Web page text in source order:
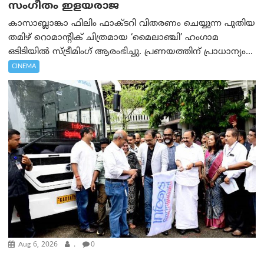
സംഗീതം ഇളയരാജ
കാസാബ്ലാങ്കാ ഫിലിം ഫാക്ടറി വിതരണം ചെയ്യുന്ന പുതിയ
തമിഴ് റൊമാന്റിക് ചിത്രമായ ‘മൈലാഞ്ചി’ ഹംഗാമ
ഒടിടിയിൽ സ്ട്രീമിംഗ് ആരംഭിച്ചു. പ്രണയത്തിന് പ്രാധാന്യം...
CINEMA
Aug 6, 2026 . 0